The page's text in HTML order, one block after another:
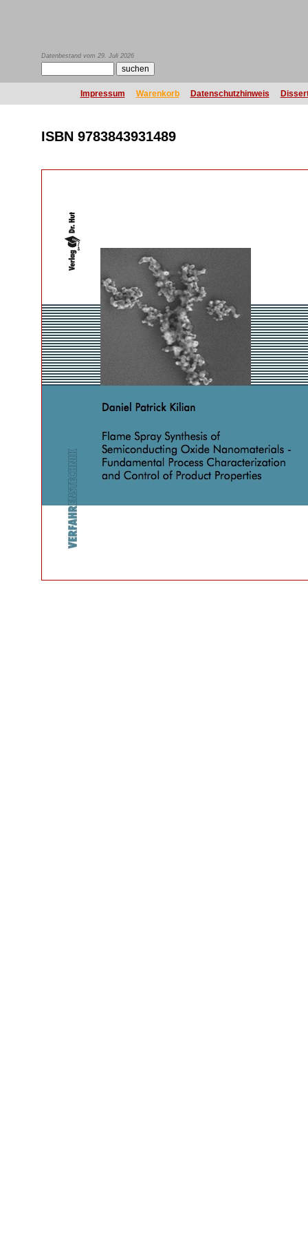
Datenbestand vom 29. Juli 2026
Impressum Warenkorb Datenschutzhinweis
ISBN 9783843931489